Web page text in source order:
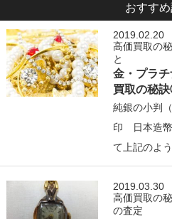
おすす
2019.02.20
高価買取の
と
金・プラ
買取の秘
純銀の小判
印 日本造
て上記のよ
2019.03.30
高価買取の
の査定